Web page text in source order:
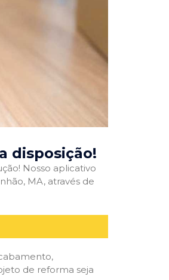
disposição!
Nosso aplicativo
MA, através de
de reforma seja